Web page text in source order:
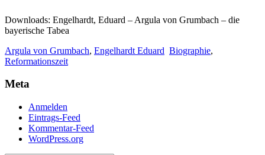
Downloads: Engelhardt, Eduard – Argula von Grumbach – die
bayerische Tabea
Argula von Grumbach, Engelhardt Eduard Biographie,
Reformationszeit
Meta
Anmelden
Eintrags-Feed
Kommentar-Feed
WordPress.org